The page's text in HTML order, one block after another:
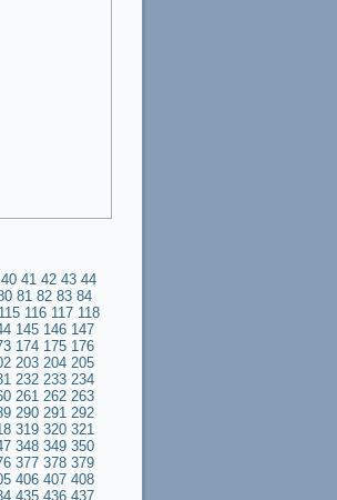
40 41 42 43 44
81 82 83 84
115 116 117 118
145 146 147
174 175 176
203 204 205
232 233 234
261 262 263
290 291 292
319 320 321
348 349 350
377 378 379
406 407 408
435 436 437